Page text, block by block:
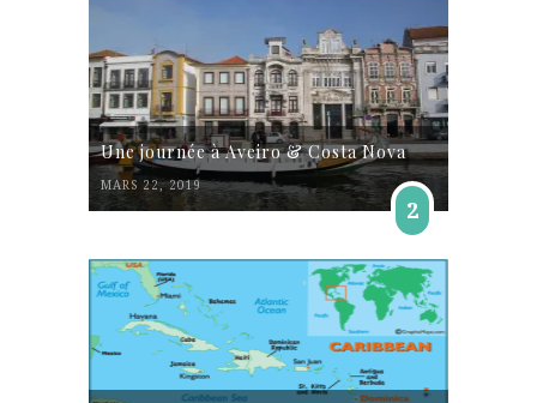
Une journée à Aveiro & Costa Nova
MARS 22, 2019
2